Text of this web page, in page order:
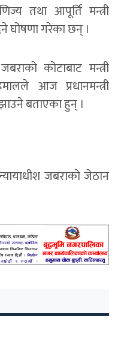
तथा आपूर्ति मन्त्री
घोषणा गरेका छन् ।
कोटाबाट मन्त्री
आज प्रधानमन्त्री
बताएका हुन् ।
जबराको जेठान